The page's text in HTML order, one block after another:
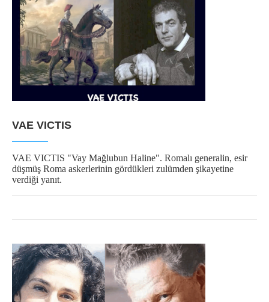
VAE VICTIS
VAE VICTIS "Vay Mağlubun Haline". Romalı generalin, esir
düşmüş Roma askerlerinin gördükleri zulümden şikayetine
verdiği yanıt.